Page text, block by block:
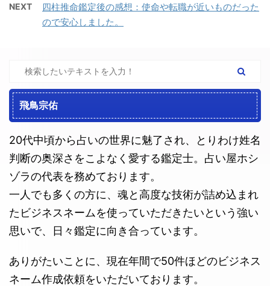
NEXT
四柱推命鑑定後の感想：使命や転職が近いものだった
ので安心しました。
飛鳥宗佑
20代中頃から占いの世界に魅了され、とりわけ姓名
判断の奥深さをこよなく愛する鑑定士。占い屋ホシ
ゾラの代表を務めております。
一人でも多くの方に、魂と高度な技術が詰め込まれ
たビジネスネームを使っていただきたいという強い
思いで、日々鑑定に向き合っています。
ありがたいことに、現在年間で50件ほどのビジネス
ネーム作成依頼をいただいております。